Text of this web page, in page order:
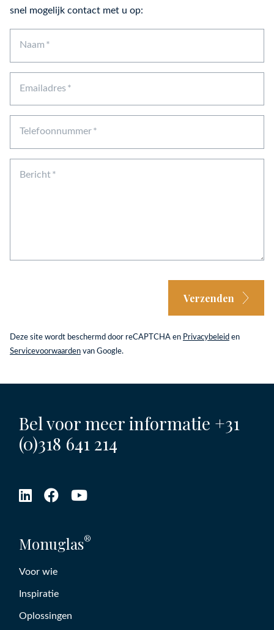
snel mogelijk contact met u op:
Naam
Emailadres
Telefoonnummer
Bericht
Verzenden
Deze site wordt beschermd door reCAPTCHA en Privacybeleid en
Servicevoorwaardenvan Google.
Bel voor meer informatie +31
(0)318 641 214
Monuglas®
Voor wie
Inspiratie
Oplossingen